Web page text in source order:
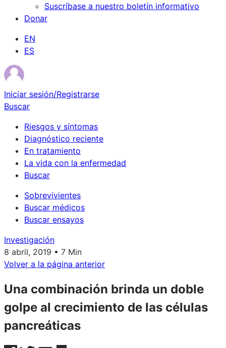
Suscríbase a nuestro boletín informativo
Donar
EN
ES
Iniciar sesión/Registrarse
Buscar
Riesgos y síntomas
Diagnóstico reciente
En tratamiento
La vida con la enfermedad
Buscar
Sobrevivientes
Buscar médicos
Buscar ensayos
Investigación
8 abril, 2019 • 7 Min
Volver a la página anterior
Una combinación brinda un doble
golpe al crecimiento de las células
pancreáticas